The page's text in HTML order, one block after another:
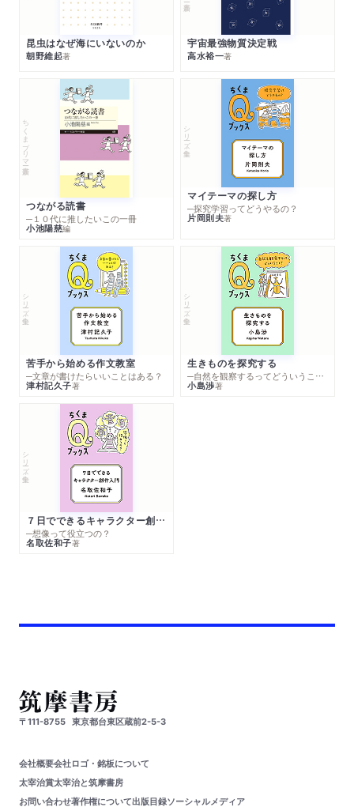
昆虫はなぜ海にいないのか
朝野維起著
宇宙最強物質決定戦
高水裕一著
ちくまプリマー新書
つながる読書
─１０代に推したいこの一冊
小池陽慈編
シリーズ・全集
マイテーマの探し方
─探究学習ってどうやるの？
片岡則夫著
シリーズ・全集
苦手から始める作文教室
─文章が書けたらいいことはある？
津村記久子著
シリーズ・全集
生きものを探究する
─自然を観察するってどういうこと？
小島渉著
シリーズ・全集
７日でできるキャラクター創作入門
─想像って役立つの？
名取佐和子著
〒111-8755 東京都台東区蔵前2-5-3
会社概要会社ロゴ・銘板について
太宰治賞太宰治と筑摩書房
お問い合わせ著作権について出版目録ソーシャルメディア